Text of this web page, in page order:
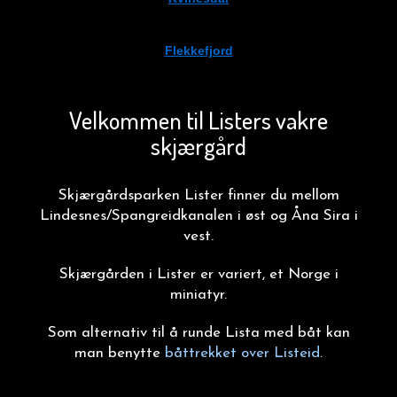
Flekkefjord
Velkommen til Listers vakre
skjærgård
Skjærgårdsparken Lister finner du mellom
Lindesnes/Spangreidkanalen i øst og Åna Sira i
vest.
Skjærgården i Lister er variert, et Norge i
miniatyr.
Som alternativ til å runde Lista med båt kan
man benytte båttrekket over Listeid.